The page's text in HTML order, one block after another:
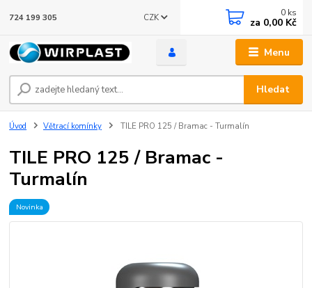
Menu
CZK
Hledat
724 199 305 0 ks
za 0,00 Kč
Úvod Větrací komínky TILE PRO 125 / Bramac - Turmalín
TILE PRO 125 / Bramac -
Turmalín
Novinka